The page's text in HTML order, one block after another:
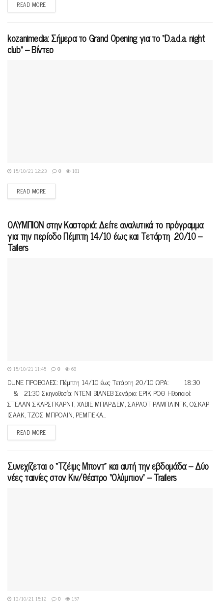
READ MORE
kozanimedia: Σήμερα το Grand Opening για το “D.a.d.a. night
club” – Βίντεο
15/10/21 12:23 0 181
READ MORE
ΟΛΥΜΠΙΟΝ στην Καστοριά: Δείτε αναλυτικά το πρόγραμμα
για την περίοδο Πέμπτη 14/10 έως και Τετάρτη 20/10 –
Tailers
15/10/21 11:45 0 68
DUNE ΠΡΟΒΟΛΕΣ: Πέμπτη 14/10 έως Τετάρτη 20/10 ΩΡΑ: 18:30
& 21:30 Σκηνοθεσία: ΝΤΕΝΙ ΒΙΛΝΕΒ Σενάριο: ΕΡΙΚ ΡΟΘ Ηθοποιοί:
ΣΤΕΛΑΝ ΣΚΑΡΣΓΚΑΡΝΤ, ΧΑΒΙΕ ΜΠΑΡΔΕΜ, ΣΑΡΛΟΤ ΡΑΜΠΛΙΝΓΚ, ΟΣΚΑΡ
ΙΣΑΑΚ, ΤΖΟΣ ΜΠΡΟΛΙΝ, ΡΕΜΠΕΚΑ...
READ MORE
Συνεχίζεται ο “Tζέιμς Μποντ” και αυτή την εβδομάδα – Δύο
νέες ταινίες στον Κιν/θέατρο “Ολύμπιον” – Trailers
13/10/21 15:12 0 157